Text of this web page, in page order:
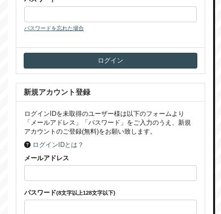
パスワードを忘れた場合
新規アカウント登録
ログインIDを未取得のユーザー様は以下のフォームより
「メールアドレス」「パスワード」をご入力のうえ、新規
アカウントのご登録(無料)をお願い致します。
ログインIDとは？
メールアドレス
パスワード(8文字以上128文字以下)